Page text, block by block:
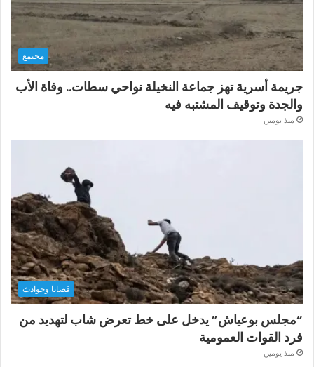
مجتمع
جريمة أسرية تهز جماعة النخيلة نواحي سطات.. وفاة الأب
والجدة وتوقيف المشتبه فيه
منذ يومين
قضايا وحوادث
“مجلس بوعياش” يدخل على خط تعرض شاب لتهديد من
فرد القوات العمومية
منذ يومين